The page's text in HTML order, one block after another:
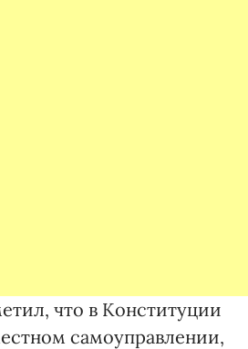
что в Конституции
самоуправлении,